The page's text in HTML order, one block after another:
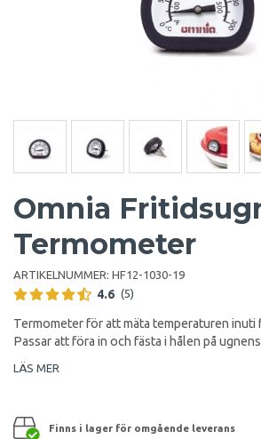
Omnia
Termometer
ARTIKELNUMMER: HF12-1030-19
4.6 (5)
Termometer för att mäta temperaturen inuti
Passar att föra in och fästa i hålen på
LÄS MER
Finns i lager för omgående leverans